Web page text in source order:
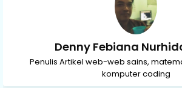
Denny Febiana
Penulis Artikel web-web sains,
komputer coding